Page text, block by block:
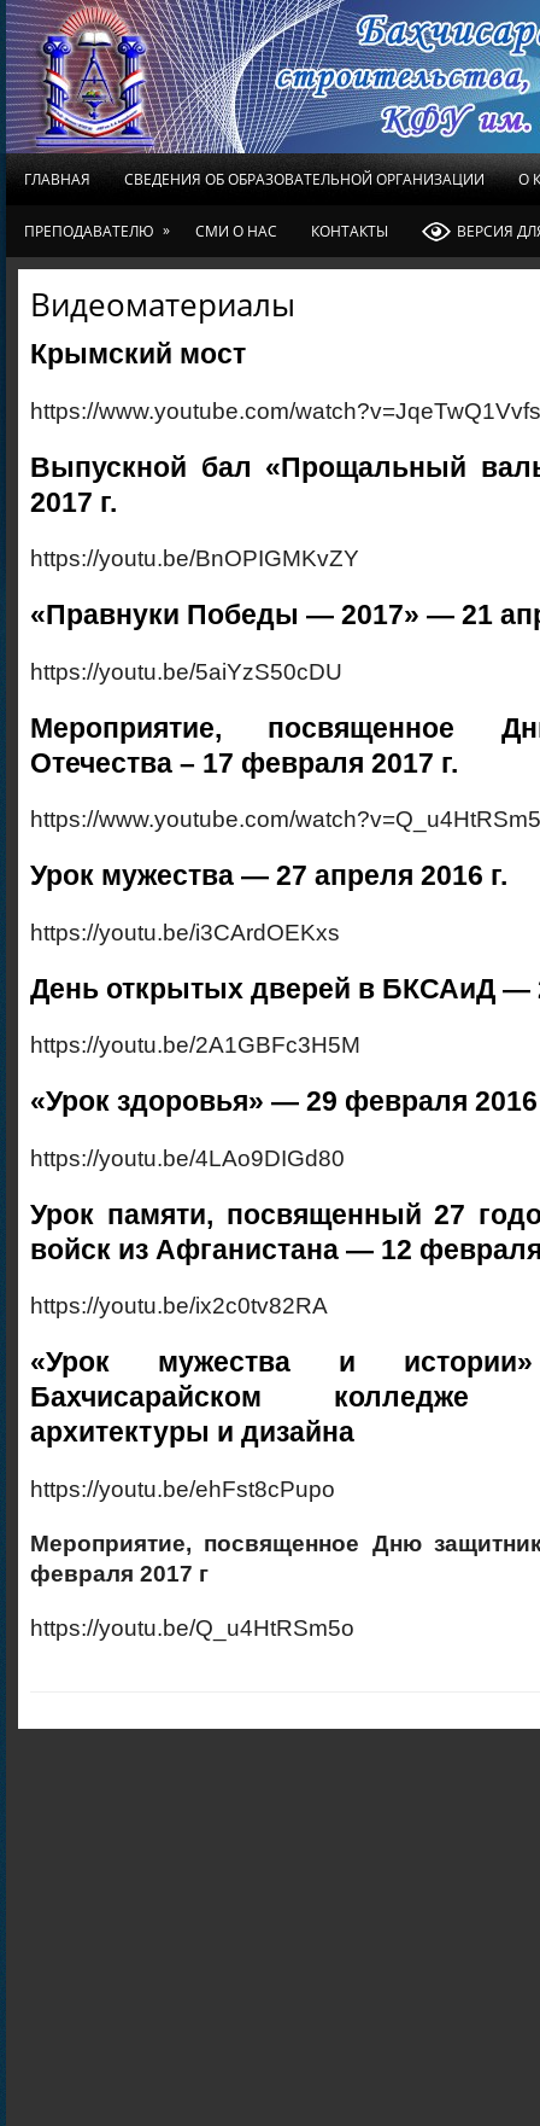
ГЛАВНАЯ СВЕДЕНИЯ ОБ ОБРАЗОВАТЕЛЬНОЙ ОРГАНИЗАЦИИ О
ПРЕПОДАВАТЕЛЮ » СМИ О НАС КОНТАКТЫ ВЕРСИЯ
Видеоматериалы
Крымский мост
https://www.youtube.com/
Выпускной бал «Прощальный
2017 г.
https://youtu.be/BnOPIGMKvZY
«Правнуки Победы — 2017» — 21
https://youtu.be/5aiYzS50cDU
Мероприятие, посвященное
Отечества – 17 февраля 2017 г.
https://www.youtube.com/
Урок мужества — 27 апреля 2016 г.
https://youtu.be/i3CArdOEKxs
День открытых дверей в БКСАиД —
https://youtu.be/2A1GBFc3H5M
«Урок здоровья» — 29 февраля 2016
https://youtu.be/4LAo9DIGd80
Урок памяти, посвященный 27
войск из Афганистана — 12 февраля
https://youtu.be/ix2c0tv82RA
«Урок мужества и
Бахчисарайском колледже
архитектуры и дизайна
https://youtu.be/ehFst8cPupo
Мероприятие, посвященное Дню
февраля 2017 г
https://youtu.be/Q_u4HtRSm5o